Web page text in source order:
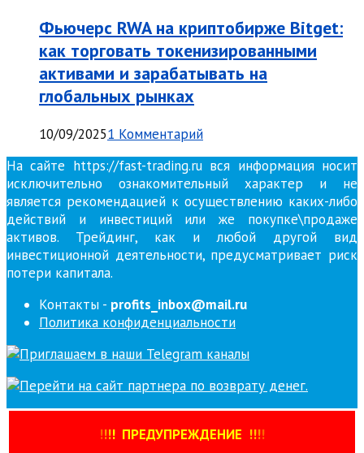
Фьючерс RWA на криптобирже Bitget:
как торговать токенизированными
активами и зарабатывать на
глобальных рынках
10/09/20251 Комментарий
На сайте https://fast-trading.ru вся информация носит
исключительно ознакомительный характер и не
является рекомендацией к осуществлению каких-либо
действий и инвестиций или же покупке\продаже
активов. Трейдинг, как и любой другой вид
инвестиционной деятельности, предусматривает риск
потери капитала.
Контакты - profits_inbox@mail.ru
Политика конфиденциальности
!!!! ПРЕДУПРЕЖДЕНИЕ !!!!